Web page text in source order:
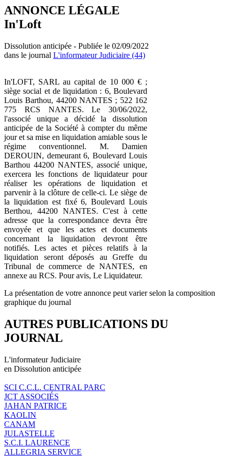
ANNONCE LÉGALE
In'Loft
Dissolution anticipée - Publiée le 02/09/2022
dans le journal L'informateur Judiciaire (44)
In'LOFT, SARL au capital de 10 000 € ;
siège social et de liquidation : 6, Boulevard
Louis Barthou, 44200 NANTES ; 522 162
775 RCS NANTES. Le 30/06/2022,
l'associé unique a décidé la dissolution
anticipée de la Société à compter du même
jour et sa mise en liquidation amiable sous le
régime conventionnel. M. Damien
DEROUIN, demeurant 6, Boulevard Louis
Barthou 44200 NANTES, associé unique,
exercera les fonctions de liquidateur pour
réaliser les opérations de liquidation et
parvenir à la clôture de celle-ci. Le siège de
la liquidation est fixé 6, Boulevard Louis
Berthou, 44200 NANTES. C'est à cette
adresse que la correspondance devra être
envoyée et que les actes et documents
concernant la liquidation devront être
notifiés. Les actes et pièces relatifs à la
liquidation seront déposés au Greffe du
Tribunal de commerce de NANTES, en
annexe au RCS. Pour avis, Le Liquidateur.
La présentation de votre annonce peut varier selon la composition
graphique du journal
AUTRES PUBLICATIONS DU
JOURNAL
L'informateur Judiciaire
en Dissolution anticipée
SCI C.C.L. CENTRAL PARC
JCT ASSOCIÉS
JAHAN PATRICE
KAOLIN
CANAM
JULASTELLE
S.C.I. LAURENCE
ALLEGRIA SERVICE